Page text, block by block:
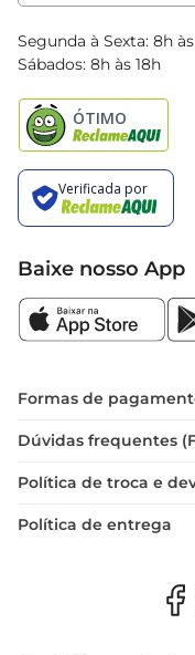
Blog Bretas
Black Friday
Segunda à Sexta: 8h
Sábados: 8h às 18h
Baixe nosso App
Formas de
Dúvidas frequentes
Política de troca e
Política de entrega